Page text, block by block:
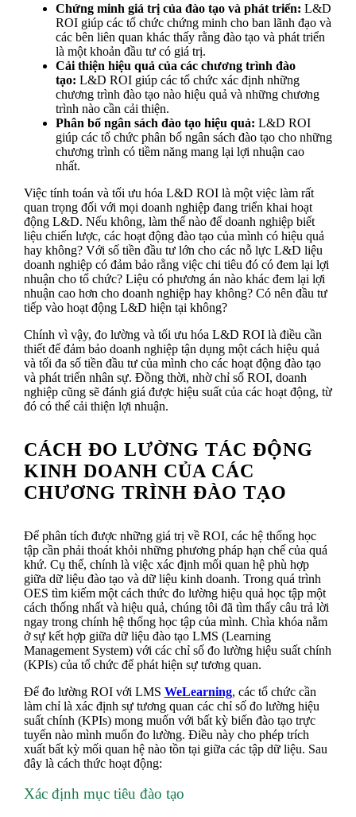
Chứng minh giá trị của đào tạo và phát triển: L&D
ROI giúp các tổ chức chứng minh cho ban lãnh đạo và
các bên liên quan khác thấy rằng đào tạo và phát triển
là một khoản đầu tư có giá trị.
Cải thiện hiệu quả của các chương trình đào
tạo: L&D ROI giúp các tổ chức xác định những
chương trình đào tạo nào hiệu quả và những chương
trình nào cần cải thiện.
Phân bổ ngân sách đào tạo hiệu quả: L&D ROI
giúp các tổ chức phân bổ ngân sách đào tạo cho những
chương trình có tiềm năng mang lại lợi nhuận cao
nhất.
Việc tính toán và tối ưu hóa L&D ROI là một việc làm rất
quan trọng đối với mọi doanh nghiệp đang triển khai hoạt
động L&D. Nếu không, làm thế nào để doanh nghiệp biết
liệu chiến lược, các hoạt động đào tạo của mình có hiệu quả
hay không? Với số tiền đầu tư lớn cho các nỗ lực L&D liệu
doanh nghiệp có đảm bảo rằng việc chi tiêu đó có đem lại lợi
nhuận cho tổ chức? Liệu có phương án nào khác đem lại lợi
nhuận cao hơn cho doanh nghiệp hay không? Có nên đầu tư
tiếp vào hoạt động L&D hiện tại không?
Chính vì vậy, đo lường và tối ưu hóa L&D ROI là điều cần
thiết để đảm bảo doanh nghiệp tận dụng một cách hiệu quả
và tối đa số tiền đầu tư của mình cho các hoạt động đào tạo
và phát triển nhân sự. Đồng thời, nhờ chỉ số ROI, doanh
nghiệp cũng sẽ đánh giá được hiệu suất của các hoạt động, từ
đó có thể cải thiện lợi nhuận.
CÁCH ĐO LƯỜNG TÁC ĐỘNG
KINH DOANH CỦA CÁC
CHƯƠNG TRÌNH ĐÀO TẠO
Để phân tích được những giá trị về ROI, các hệ thống học
tập cần phải thoát khỏi những phương pháp hạn chế của quá
khứ. Cụ thể, chính là việc xác định mối quan hệ phù hợp
giữa dữ liệu đào tạo và dữ liệu kinh doanh. Trong quá trình
OES tìm kiếm một cách thức đo lường hiệu quả học tập một
cách thống nhất và hiệu quả, chúng tôi đã tìm thấy câu trả lời
ngay trong chính hệ thống học tập của mình. Chìa khóa nằm
ở sự kết hợp giữa dữ liệu đào tạo LMS (Learning
Management System) với các chỉ số đo lường hiệu suất chính
(KPIs) của tổ chức để phát hiện sự tương quan.
Để đo lường ROI với LMS WeLearning, các tổ chức cần
làm chỉ là xác định sự tương quan các chỉ số đo lường hiệu
suất chính (KPIs) mong muốn với bất kỳ biến đào tạo trực
tuyến nào mình muốn đo lường. Điều này cho phép trích
xuất bất kỳ mối quan hệ nào tồn tại giữa các tập dữ liệu. Sau
đây là cách thức hoạt động:
Xác định mục tiêu đào tạo